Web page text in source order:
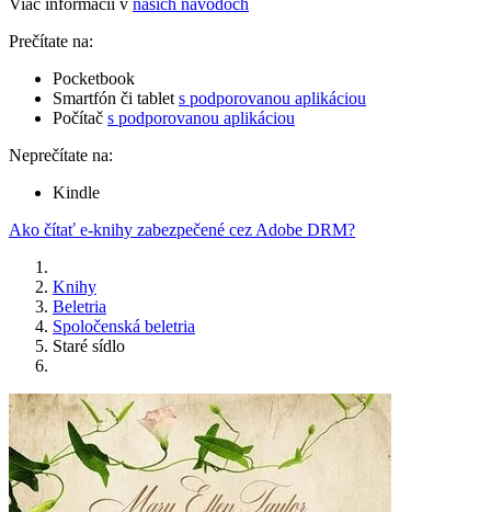
Viac informácií v našich návodoch
Prečítate na:
Pocketbook
Smartfón či tablet s podporovanou aplikáciou
Počítač s podporovanou aplikáciou
Neprečítate na:
Kindle
Ako čítať e-knihy zabezpečené cez Adobe DRM?
Knihy
Beletria
Spoločenská beletria
Staré sídlo